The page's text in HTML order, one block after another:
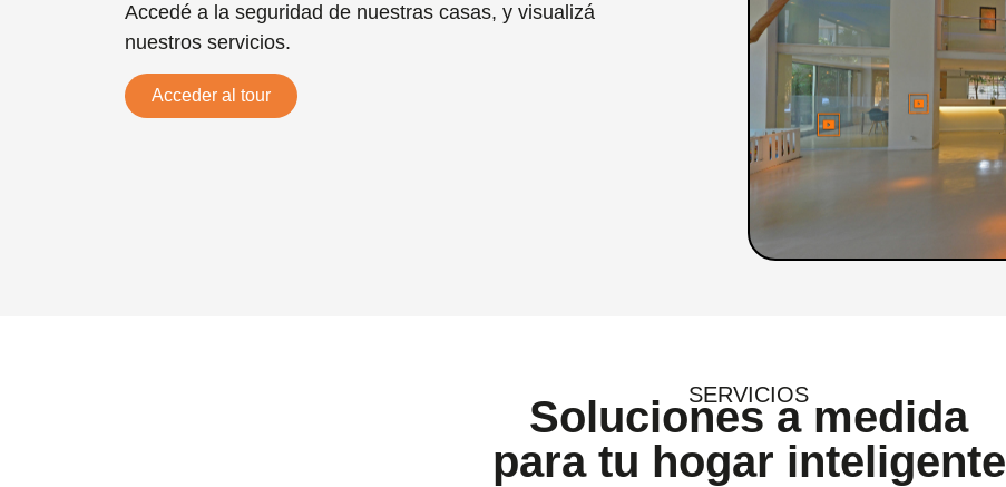
Accedé a la seguridad de nuestras casas, y visualizá
nuestros servicios.
Acceder al tour
SERVICIOS
Soluciones a medida
para tu hogar inteligente